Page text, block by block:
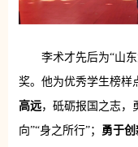
李术才先后为“山
奖。他为优秀学生榜样
高远，砥砺报国之志，
向”“身之所行”； 勇于